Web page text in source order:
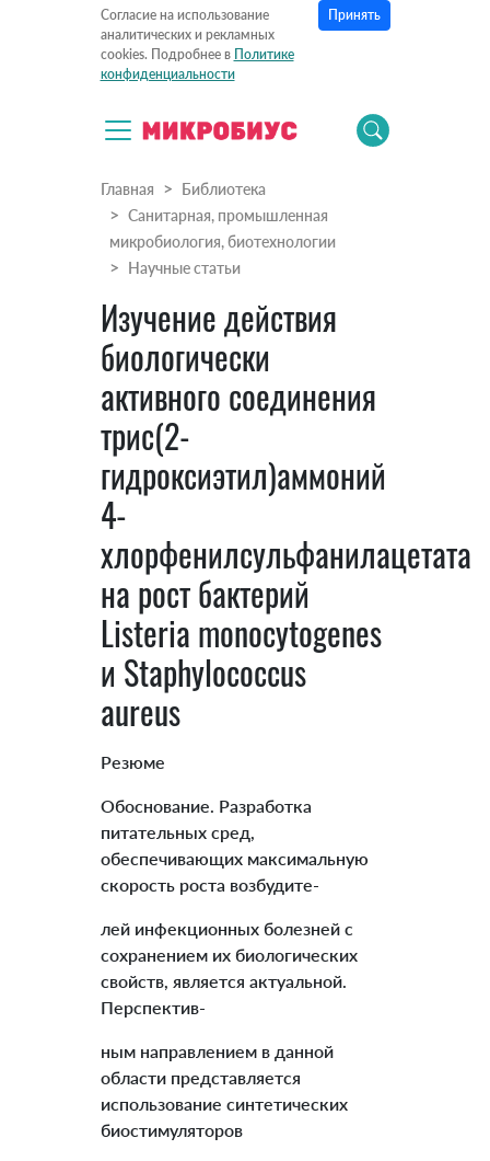
Согласие на использование
аналитических и рекламных
cookies. Подробнее в Политике
конфиденциальности
Принять
Главная
Библиотека
Санитарная, промышленная
микробиология, биотехнологии
Научные статьи
Изучение действия
биологически
активного соединения
трис(2-
гидроксиэтил)аммоний
4-
хлорфенилсульфанилацетата
на рост бактерий
Listeria monocytogenes
и Staphylococcus
aureus
Резюме
Обоснование. Разработка
питательных сред,
обеспечивающих максимальную
скорость роста возбудите-
лей инфекционных болезней с
сохранением их биологических
свойств, является актуальной.
Перспектив-
ным направлением в данной
области представляется
использование синтетических
биостимуляторов